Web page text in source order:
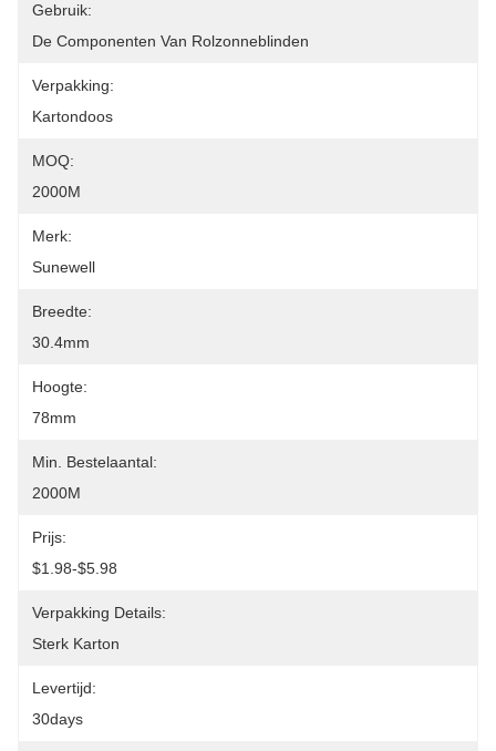
Gebruik:
De Componenten Van Rolzonneblinden
Verpakking:
Kartondoos
MOQ:
2000M
Merk:
Sunewell
Breedte:
30.4mm
Hoogte:
78mm
Min. Bestelaantal:
2000M
Prijs:
$1.98-$5.98
Verpakking Details:
Sterk Karton
Levertijd:
30days